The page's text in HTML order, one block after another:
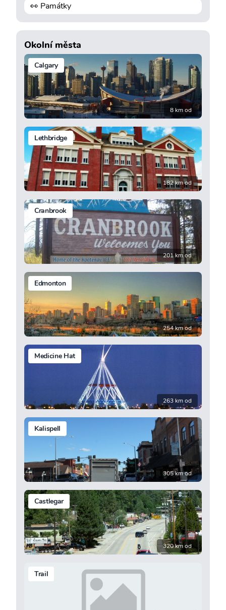
👀 Památky
Okolní města
Calgary
8 km od
Lethbridge
182 km od
Cranbrook
201 km od
Edmonton
254 km od
Medicine Hat
263 km od
Kalispell
305 km od
Castlegar
320 km od
Trail